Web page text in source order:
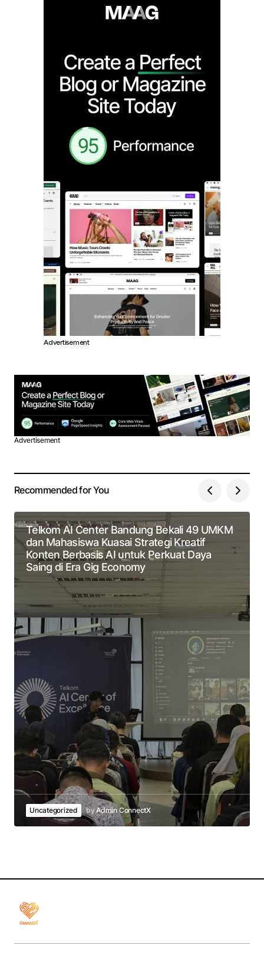
Advertisement
Advertisement
Recommended for You
Telkom AI Center Bandung Bekali 49 UMKM
dan Mahasiswa Kuasai Strategi Kreatif
Konten Berbasis AI untuk Perkuat Daya
Saing di Era Gig Economy
Uncategorized byAdmin ConnectX